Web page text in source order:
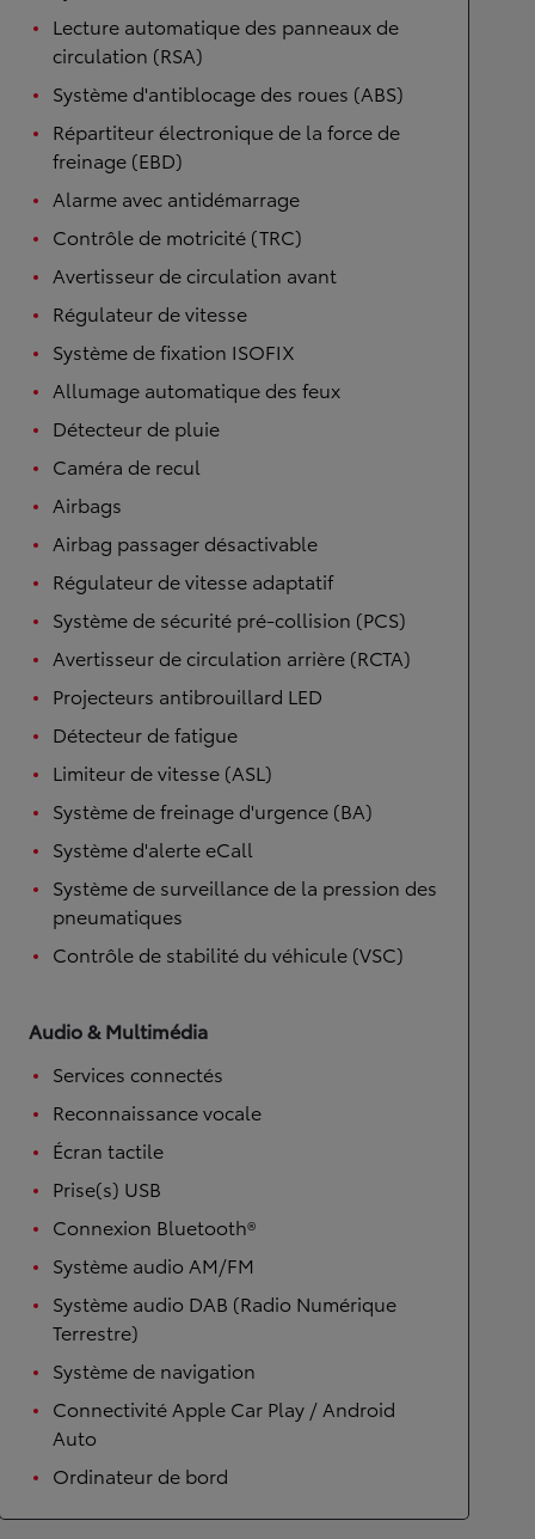
Lecture automatique des panneaux de
circulation (RSA)
Système d'antiblocage des roues (ABS)
Répartiteur électronique de la force de
freinage (EBD)
Alarme avec antidémarrage
Contrôle de motricité (TRC)
Avertisseur de circulation avant
Régulateur de vitesse
Système de fixation ISOFIX
Allumage automatique des feux
Détecteur de pluie
Caméra de recul
Airbags
Airbag passager désactivable
Régulateur de vitesse adaptatif
Système de sécurité pré-collision (PCS)
Avertisseur de circulation arrière (RCTA)
Projecteurs antibrouillard LED
Détecteur de fatigue
Limiteur de vitesse (ASL)
Système de freinage d'urgence (BA)
Système d'alerte eCall
Système de surveillance de la pression des
pneumatiques
Contrôle de stabilité du véhicule (VSC)
Audio & Multimédia
Services connectés
Reconnaissance vocale
Écran tactile
Prise(s) USB
Connexion Bluetooth®
Système audio AM/FM
Système audio DAB (Radio Numérique
Terrestre)
Système de navigation
Connectivité Apple Car Play / Android
Auto
Ordinateur de bord